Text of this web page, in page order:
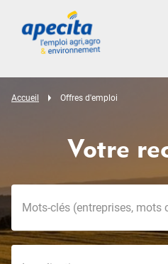
Accueil Offres d'emploi
Votre